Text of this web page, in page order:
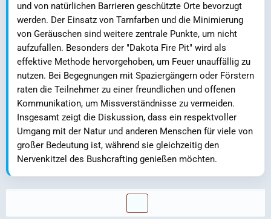
und von natürlichen Barrieren geschützte Orte bevorzugt
werden. Der Einsatz von Tarnfarben und die Minimierung
von Geräuschen sind weitere zentrale Punkte, um nicht
aufzufallen. Besonders der "Dakota Fire Pit" wird als
effektive Methode hervorgehoben, um Feuer unauffällig zu
nutzen. Bei Begegnungen mit Spaziergängern oder Förstern
raten die Teilnehmer zu einer freundlichen und offenen
Kommunikation, um Missverständnisse zu vermeiden.
Insgesamt zeigt die Diskussion, dass ein respektvoller
Umgang mit der Natur und anderen Menschen für viele von
großer Bedeutung ist, während sie gleichzeitig den
Nervenkitzel des Bushcrafting genießen möchten.